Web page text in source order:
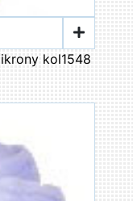
kol1548